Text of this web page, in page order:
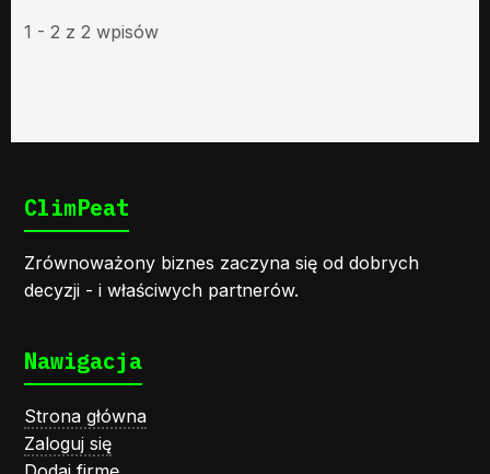
1 - 2 z 2 wpisów
ClimPeat
Zrównoważony biznes zaczyna się od dobrych
decyzji - i właściwych partnerów.
Nawigacja
Strona główna
Zaloguj się